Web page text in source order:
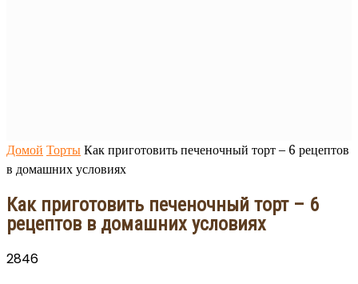
Домой Торты Как приготовить печеночный торт – 6 рецептов
в домашних условиях
Как приготовить печеночный торт – 6
рецептов в домашних условиях
2846